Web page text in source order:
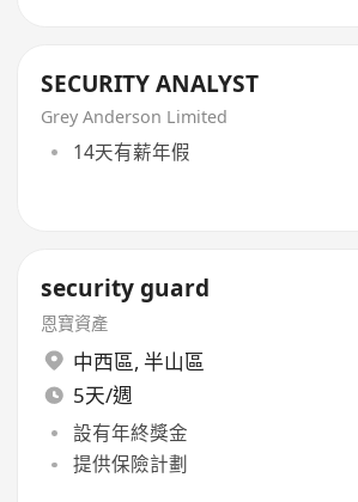
SECURITY ANALYST
Grey Anderson Limited
14天有薪年假
security guard
恩寶資產
中西區, 半山區
5天/週
設有年終獎金
提供保險計劃